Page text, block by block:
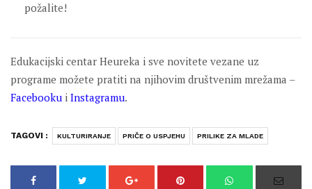
požalite!
Edukacijski centar Heureka i sve novitete vezane uz
programe možete pratiti na njihovim društvenim mrežama –
Facebooku i Instagramu.
TAGOVI : KULTURIRANJE PRIČE O USPJEHU PRILIKE ZA MLADE